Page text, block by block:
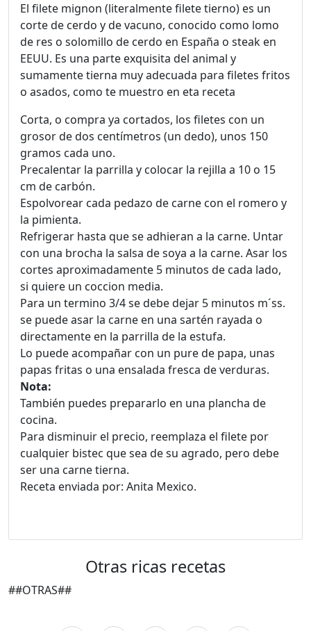
El filete mignon (literalmente filete tierno) es un
corte de cerdo y de vacuno, conocido como lomo
de res o solomillo de cerdo en España o steak en
EEUU. Es una parte exquisita del animal y
sumamente tierna muy adecuada para filetes fritos
o asados, como te muestro en eta receta
Corta, o compra ya cortados, los filetes con un
grosor de dos centímetros (un dedo), unos 150
gramos cada uno.
Precalentar la parrilla y colocar la rejilla a 10 o 15
cm de carbón.
Espolvorear cada pedazo de carne con el romero y
la pimienta.
Refrigerar hasta que se adhieran a la carne. Untar
con una brocha la salsa de soya a la carne. Asar los
cortes aproximadamente 5 minutos de cada lado,
si quiere un coccion media.
Para un termino 3/4 se debe dejar 5 minutos m´ss.
se puede asar la carne en una sartén rayada o
directamente en la parrilla de la estufa.
Lo puede acompañar con un pure de papa, unas
papas fritas o una ensalada fresca de verduras.
Nota:
También puedes prepararlo en una plancha de
cocina.
Para disminuir el precio, reemplaza el filete por
cualquier bistec que sea de su agrado, pero debe
ser una carne tierna.
Receta enviada por: Anita Mexico.
Otras ricas recetas
##OTRAS##